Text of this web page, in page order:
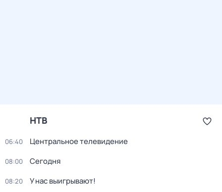
НТВ
06:40 Центральное телевидение
08:00 Сегодня
08:20 У нас выигрывают!